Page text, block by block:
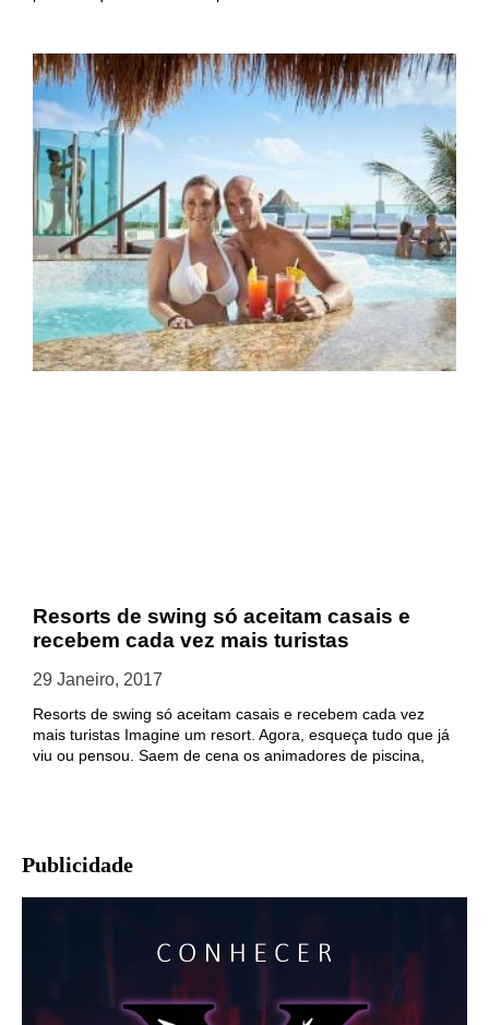
Resorts de swing só aceitam casais e
recebem cada vez mais turistas
29 Janeiro, 2017
Resorts de swing só aceitam casais e recebem cada vez
mais turistas Imagine um resort. Agora, esqueça tudo que já
viu ou pensou. Saem de cena os animadores de piscina,
Publicidade